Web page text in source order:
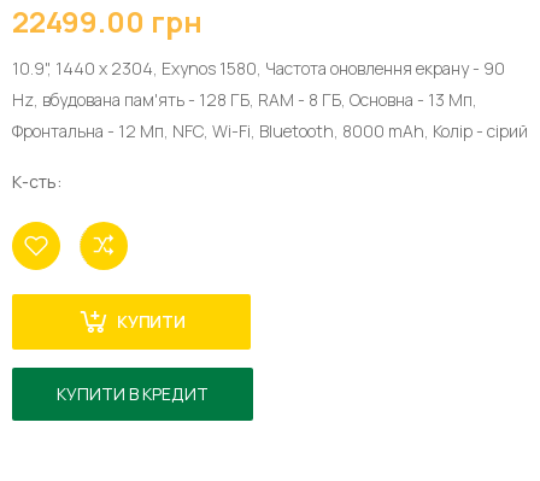
22499.00 грн
10.9", 1440 х 2304, Exynos 1580, Частота оновлення екрану - 90
Hz, вбудована пам'ять - 128 ГБ, RAM - 8 ГБ, Основна - 13 Мп,
Фронтальна - 12 Мп, NFC, Wi-Fi, Bluetooth, 8000 mAh, Колір - сірий
К-сть:
КУПИТИ
КУПИТИ В КРЕДИТ